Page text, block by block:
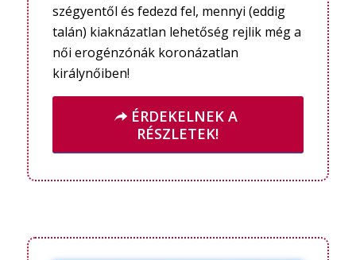
szégyentől és fedezd fel, mennyi (eddig
talán) kiaknázatlan lehetőség rejlik még a
női erogénzónák koronázatlan
királynőiben!
ÉRDEKELNEK A
RÉSZLETEK!